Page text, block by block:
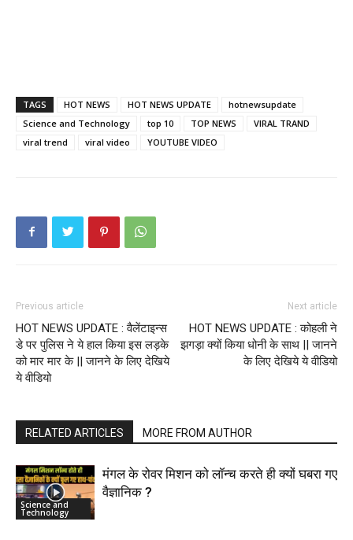
TAGS HOT NEWS HOT NEWS UPDATE
hotnewsupdate
Science and Technology
top 10 TOP NEWS
VIRAL TRAND
viral trend
viral video YOUTUBE VIDEO
Previous article
HOT NEWS UPDATE : वैलेंटाइन्स
डे पर पुलिस ने ये हाल किया इस लड़के
को मार मार के || जानने के लिए देखिये
ये वीडियो
Next article
HOT NEWS UPDATE : कोहली ने
झगड़ा क्यों किया धोनी के साथ || जानने
के लिए देखिये ये वीडियो
RELATED ARTICLES MORE FROM AUTHOR
Science and
Technology
मंगल के रोवर मिशन को लॉन्च करते ही क्यों घबरा गए
वैज्ञानिक ?